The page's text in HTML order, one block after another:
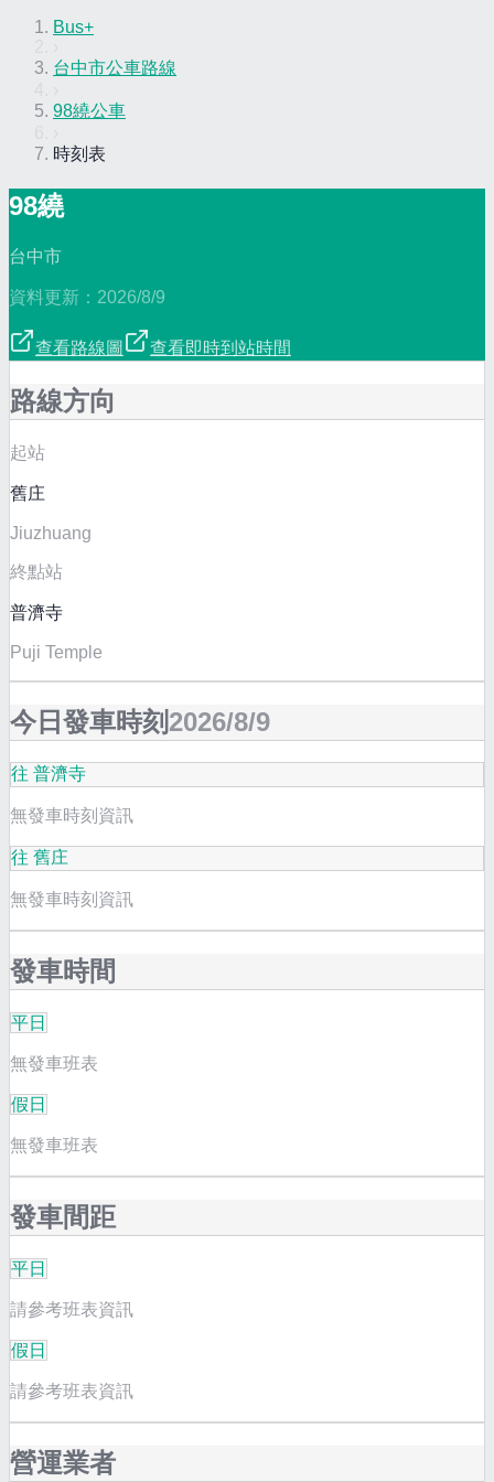
Bus+
台中市公車路線
98繞公車
時刻表
98繞
台中市
資料更新： 2026/8/9
查看路線圖 查看即時到站時間
路線方向
起站
舊庄
Jiuzhuang
終點站
普濟寺
Puji Temple
今日發車時刻 2026/8/9
往 普濟寺
無發車時刻資訊
往 舊庄
無發車時刻資訊
發車時間
平日
無發車班表
假日
無發車班表
發車間距
平日
請參考班表資訊
假日
請參考班表資訊
營運業者